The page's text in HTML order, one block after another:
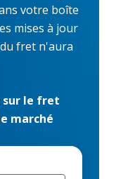
votre boîte
mises à jour
fret n'aura
le fret
marché